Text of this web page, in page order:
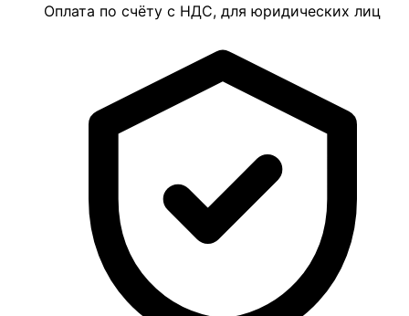
Оплата по счёту с НДС, для юридических лиц